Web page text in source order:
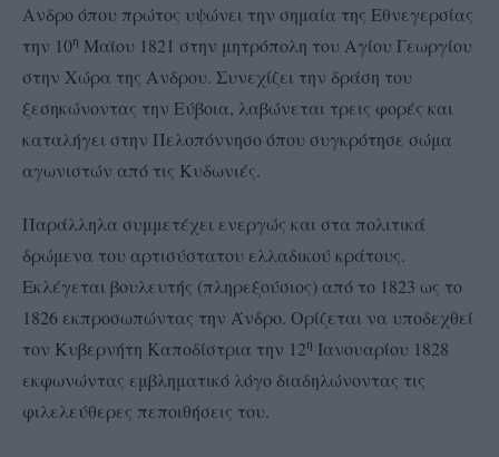
Ανδρο όπου πρώτος υψώνει την σημαία της Εθνεγερσίας
την 10η Μαϊου 1821 στην μητρόπολη του Αγίου Γεωργίου
στην Χώρα της Ανδρου. Συνεχίζει την δράση του
ξεσηκώνοντας την Εύβοια, λαβώνεται τρεις φορές και
καταλήγει στην Πελοπόννησο όπου συγκρότησε σώμα
αγωνιστών από τις Κυδωνιές.
Παράλληλα συμμετέχει ενεργώς και στα πολιτικά
δρώμενα του αρτισύστατου ελλαδικού κράτους.
Εκλέγεται βουλευτής (πληρεξούσιος) από το 1823 ως το
1826 εκπροσωπώντας την Άνδρο. Ορίζεται να υποδεχθεί
τον Κυβερνήτη Καποδίστρια την 12η Ιανουαρίου 1828
εκφωνώντας εμβληματικό λόγο διαδηλώνοντας τις
φιλελεύθερες πεποιθήσεις του.